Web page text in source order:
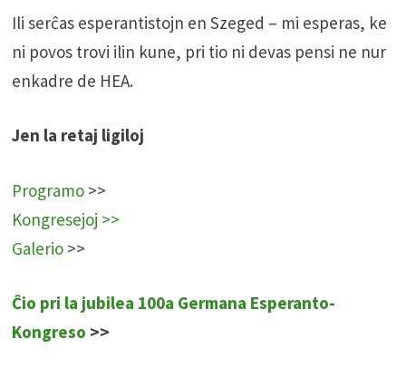
Ili serĉas esperantistojn en Szeged – mi esperas, ke
ni povos trovi ilin kune, pri tio ni devas pensi ne nur
enkadre de HEA.
Jen la retaj ligiloj
Programo>>
Kongresejoj >>
Galerio>>
Ĉio pri la jubilea 100a Germana Esperanto-
Kongreso >>